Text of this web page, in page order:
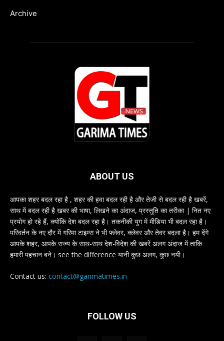
Archive
ABOUT US
आपका शहर बदल रहा है , शहर की हवा बदल रही है और तेजी से बदल रही है खबरें,
साथ में बदल रही है खबर की भाषा, लिखने का अंदाज, प्रस्तुति का तरीका | नित नए
प्रयोग हो रहे हैं, क्योंकि देश बदल रहा है। तकनीकी युग में मीडिया भी बदल रहा है।
परिवर्तन के नए दौर में गरिमा टाइम्स ने भी फ्लेवर, क्लेवर और तेवर बदला है। हम देंगे
आपके शहर, आपके राज्य के साथ-साथ देश-विदेश की खबरें अलग अंदाज में ताकि
हमारी पहचान बने। see the difference यानी कुछ अलग, कुछ नयी।
Contact us: contact@garimatimes.in
FOLLOW US